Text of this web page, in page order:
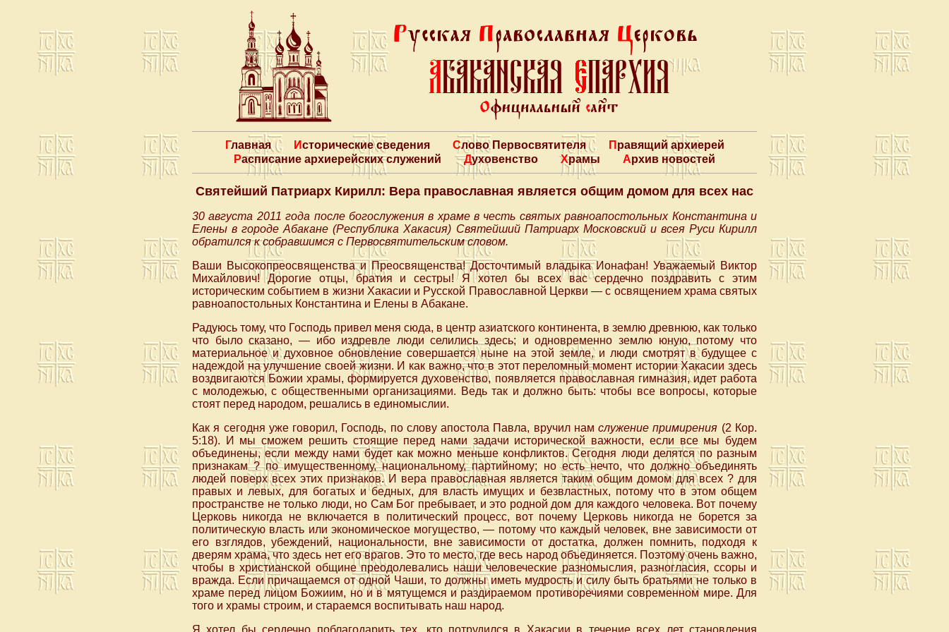
Главная Исторические сведения Слово Первосвятителя
Правящий архиерей
Расписание архиерейских служений
Духовенство Храмы Архив новостей
Святейший Патриарх Кирилл: Вера православная является общим домом для всех нас
30 августа 2011 года после богослужения в храме в честь святых равноапостольных Константина и
Елены в городе Абакане (Республика Хакасия) Святейший Патриарх Московский и всея Руси Кирилл
обратился к собравшимся с Первосвятительским словом.
Ваши Высокопреосвященства и Преосвященства! Досточтимый владыка Ионафан! Уважаемый Виктор
Михайлович! Дорогие отцы, братия и сестры! Я хотел бы всех вас сердечно поздравить с этим
историческим событием в жизни Хакасии и Русской Православной Церкви — с освящением храма святых
равноапостольных Константина и Елены в Абакане.
Радуюсь тому, что Господь привел меня сюда, в центр азиатского континента, в землю древнюю, как только
что было сказано, — ибо издревле люди селились здесь; и одновременно землю юную, потому что
материальное и духовное обновление совершается ныне на этой земле, и люди смотрят в будущее с
надеждой на улучшение своей жизни. И как важно, что в этот переломный момент истории Хакасии здесь
воздвигаются Божии храмы, формируется духовенство, появляется православная гимназия, идет работа
с молодежью, с общественными организациями. Ведь так и должно быть: чтобы все вопросы, которые
стоят перед народом, решались в единомыслии.
Как я сегодня уже говорил, Господь, по слову апостола Павла, вручил намслужение примирения (2 Кор.
5:18). И мы сможем решить стоящие перед нами задачи исторической важности, если все мы будем
объединены, если между нами будет как можно меньше конфликтов. Сегодня люди делятся по разным
признакам ? по имущественному, национальному, партийному; но есть нечто, что должно объединять
людей поверх всех этих признаков. И вера православная является таким общим домом для всех ? для
правых и левых, для богатых и бедных, для власть имущих и безвластных, потому что в этом общем
пространстве не только люди, но Сам Бог пребывает, и это родной дом для каждого человека. Вот почему
Церковь никогда не включается в политический процесс, вот почему Церковь никогда не борется за
политическую власть или экономическое могущество, — потому что каждый человек, вне зависимости от
его взглядов, убеждений, национальности, вне зависимости от достатка, должен помнить, подходя к
дверям храма, что здесь нет его врагов. Это то место, где весь народ объединяется. Поэтому очень важно,
чтобы в христианской общине преодолевались наши человеческие разномыслия, разногласия, ссоры и
вражда. Если причащаемся от одной Чаши, то должны иметь мудрость и силу быть братьями не только в
храме перед лицом Божиим, но и в мятущемся и раздираемом противоречиями современном мире. Для
того и храмы строим, и стараемся воспитывать наш народ.
Я хотел бы сердечно поблагодарить тех, кто потрудился в Хакасии в течение всех лет становления